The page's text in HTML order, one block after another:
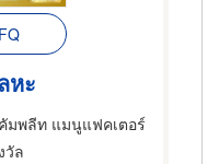
หะ
มพลีท แมนูแฟคเตอร์
วัล